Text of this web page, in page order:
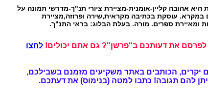
היא אהובה קליין-אומנית-מציירת ציורי תנ"ך-מדרשי תמונה על
במקרא. עוסקת בכתיבה מקראית,שירה ופרוזה,מציירת
ומאיירת ספרים. מורה. בעלת הבלוג: בראי התנ"ך.
לפרסם את דעותכם ב"פרשן"? גם אתם יכולים! לחצו
יקרים, הכותבים באתר משקיעים מזמנם בשבילכם,
להם תגובה! כתבו למטה (בנימוס) את דעתכם.